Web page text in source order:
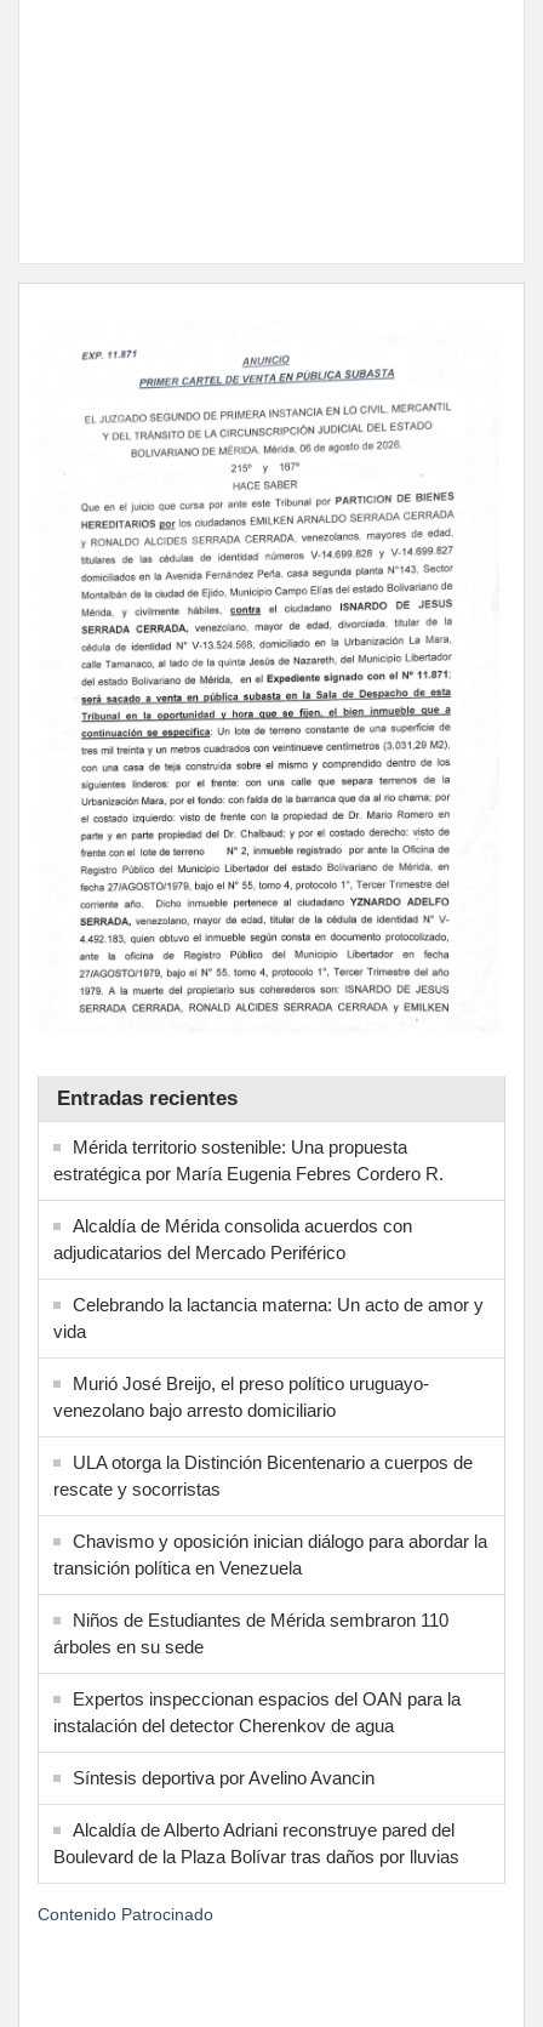
Entradas recientes
Mérida territorio sostenible: Una propuesta
estratégica por María Eugenia Febres Cordero R.
Alcaldía de Mérida consolida acuerdos con
adjudicatarios del Mercado Periférico
Celebrando la lactancia materna: Un acto de amor y
vida
Murió José Breijo, el preso político uruguayo-
venezolano bajo arresto domiciliario
ULA otorga la Distinción Bicentenario a cuerpos de
rescate y socorristas
Chavismo y oposición inician diálogo para abordar la
transición política en Venezuela
Niños de Estudiantes de Mérida sembraron 110
árboles en su sede
Expertos inspeccionan espacios del OAN para la
instalación del detector Cherenkov de agua
Síntesis deportiva por Avelino Avancin
Alcaldía de Alberto Adriani reconstruye pared del
Boulevard de la Plaza Bolívar tras daños por lluvias
Contenido Patrocinado